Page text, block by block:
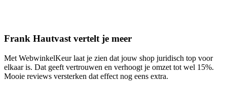
Frank Hautvast vertelt je meer
Met WebwinkelKeur laat je zien dat jouw shop juridisch top voor
elkaar is. Dat geeft vertrouwen en verhoogt je omzet tot wel 15%.
Mooie reviews versterken dat effect nog eens extra.